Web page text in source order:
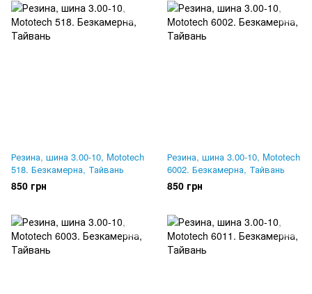
Резина, шина 3.00-10, Mototech
518. Безкамерна, Тайвань
850 грн
Резина, шина 3.00-10, Mototech
6002. Безкамерна, Тайвань
850 грн